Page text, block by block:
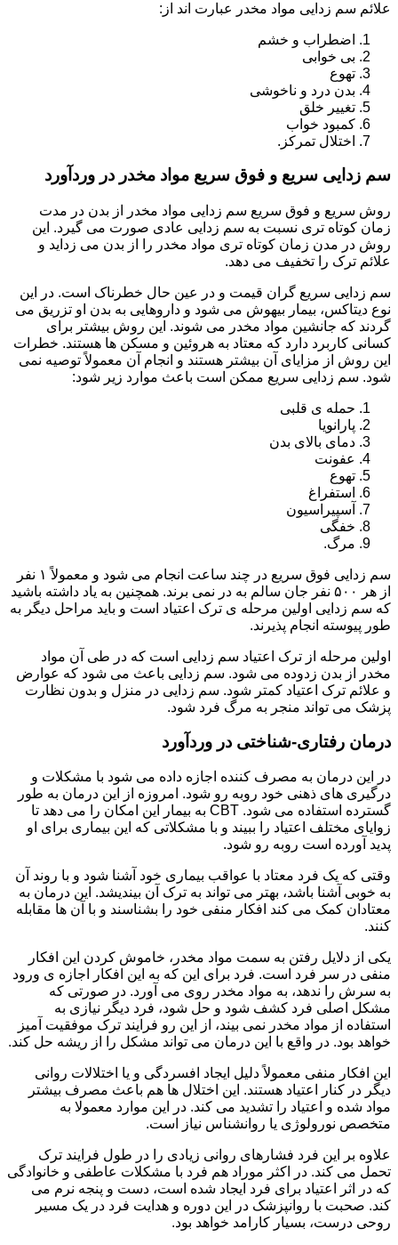
علائم سم زدایی مواد مخدر عبارت اند از:
اضطراب و خشم
بی خوابی
تهوع
بدن درد و ناخوشی
تغییر خلق
کمبود خواب
اختلال تمرکز.
سم زدایی سریع و فوق سریع مواد مخدر در وردآورد
روش سریع و فوق سریع سم زدایی مواد مخدر از بدن در مدت
زمان کوتاه تری نسبت به سم زدایی عادی صورت می گیرد. این
روش در مدن زمان کوتاه تری مواد مخدر را از بدن می زداید و
علائم ترک را تخفیف می دهد.
سم زدایی سریع گران قیمت و در عین حال خطرناک است. در این
نوع دیتاکس، بیمار بیهوش می شود و داروهایی به بدن او تزریق می
گردند که جانشین مواد مخدر می شوند. این روش بیشتر برای
کسانی کاربرد دارد که معتاد به هروئین و مسکن ها هستند. خطرات
این روش از مزایای آن بیشتر هستند و انجام آن معمولاً توصیه نمی
شود. سم زدایی سریع ممکن است باعث موارد زیر شود:
حمله ی قلبی
پارانویا
دمای بالای بدن
عفونت
تهوع
استفراغ
آسپیراسیون
خفگی
مرگ.
سم زدایی فوق سریع در چند ساعت انجام می شود و معمولاً ۱ نفر
از هر ۵۰۰ نفر جان سالم به در نمی برند. همچنین به یاد داشته باشید
که سم زدایی اولین مرحله ی ترک اعتیاد است و باید مراحل دیگر به
طور پیوسته انجام پذیرند.
اولین مرحله از ترک اعتیاد سم زدایی است که در طی آن مواد
مخدر از بدن زدوده می شود. سم زدایی باعث می شود که عوارض
و علائم ترک اعتیاد کمتر شود. سم زدایی در منزل و بدون نظارت
پزشک می تواند منجر به مرگ فرد شود.
درمان رفتاری-شناختی در وردآورد
در این درمان به مصرف کننده اجازه داده می شود با مشکلات و
درگیری های ذهنی خود روبه رو شود. امروزه از این درمان به طور
گسترده استفاده می شود. CBT به بیمار این امکان را می دهد تا
زوایای مختلف اعتیاد را ببیند و با مشکلاتی که این بیماری برای او
پدید آورده است روبه رو شود.
وقتی که یک فرد معتاد با عواقب بیماری خود آشنا شود و با روند آن
به خوبی آشنا باشد، بهتر می تواند به ترک آن بیندیشد. این درمان به
معتادان کمک می کند افکار منفی خود را بشناسند و با آن ها مقابله
کنند.
یکی از دلایل رفتن به سمت مواد مخدر، خاموش کردن این افکار
منفی در سر فرد است. فرد برای این که به این افکار اجازه ی ورود
به سرش را ندهد، به مواد مخدر روی می آورد. در صورتی که
مشکل اصلی فرد کشف شود و حل شود، فرد دیگر نیازی به
استفاده از مواد مخدر نمی بیند، از این رو فرایند ترک موفقیت آمیز
خواهد بود. در واقع با این درمان می تواند مشکل را از ریشه حل کند.
این افکار منفی معمولاً دلیل ایجاد افسردگی و یا اختلالات روانی
دیگر در کنار اعتیاد هستند. این اختلال ها هم باعث مصرف بیشتر
مواد شده و اعتیاد را تشدید می کند. در این موارد معمولا به
متخصص نورولوژی یا روانشناس نیاز است.
علاوه بر این فرد فشارهای روانی زیادی را در طول فرایند ترک
تحمل می کند. در اکثر موراد هم فرد با مشکلات عاطفی و خانوادگی
که در اثر اعتیاد برای فرد ایجاد شده است، دست و پنجه نرم می
کند. صحبت با روانپزشک در این دوره و هدایت فرد در یک مسیر
روحی درست، بسیار کارامد خواهد بود.